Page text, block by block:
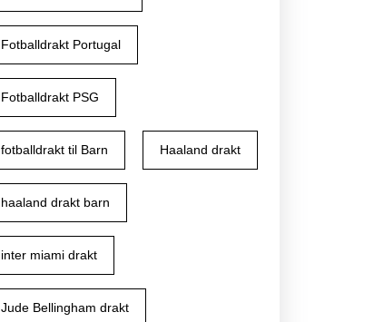
Fotballdrakt Portugal
Fotballdrakt PSG
fotballdrakt til Barn Haaland drakt
haaland drakt barn
inter miami drakt
Jude Bellingham drakt